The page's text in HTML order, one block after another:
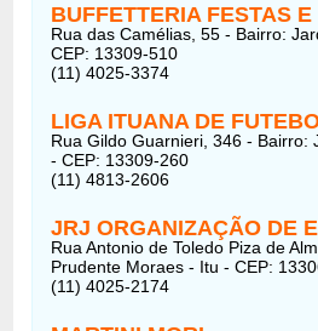
BUFFETTERIA FESTAS
Rua das Camélias, 55 - Bairro:
CEP: 13309-510
(11) 4025-3374
LIGA ITUANA DE
Rua Gildo Guarnieri, 346 - Bairro:
- CEP: 13309-260
(11) 4813-2606
JRJ ORGANIZAÇÃO DE
Rua Antonio de Toledo Piza de
Prudente Moraes - Itu - CEP:
(11) 4025-2174